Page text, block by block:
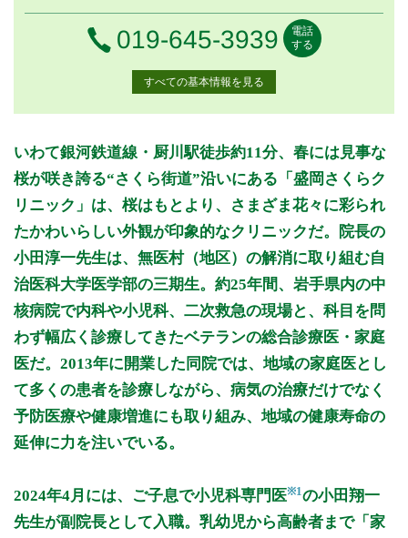
電話番号
019-645-3939
電話
する
すべての基本情報を見る
診療時間 月月曜日
火 火曜日
水 水曜日木曜日 金曜日
土 土曜日
日日曜日
祝 祝日
9:00～12:00
● ● ● ●
●
14:00～18:00
● ● ● ●
休診日: 水・土午後、日、祝
備考: 【皮膚科】(完全予約制)
月曜 9:00～12:00、14:00-17:00
第1・3木曜、第2・3土曜 9:00～12:00
※月によって、変更がありますので詳細はホームページをご確
認ください
【初診受付】から、内科・小児科・アレルギー科の初めての患
者様に限り、ネットでの一般診療の受付ができます。
【再診受付】から、再来院の患者様の、ネットでの一般診療の
予約ができます。ご利用ください。
RSウイルスワクチン(60歳以上)、子宮頸がんワクチン、帯状
疱疹ワクチンの接種を行っております。
いわて銀河鉄道線・厨川駅徒歩約11分、春には見事な
桜が咲き誇る“さくら街道”沿いにある「盛岡さくらク
リニック」は、桜はもとより、さまざま花々に彩られ
たかわいらしい外観が印象的なクリニックだ。院長の
小田淳一先生は、無医村（地区）の解消に取り組む自
治医科大学医学部の三期生。約25年間、岩手県内の中
核病院で内科や小児科、二次救急の現場と、科目を問
わず幅広く診療してきたベテランの総合診療医・家庭
医だ。2013年に開業した同院では、地域の家庭医とし
て多くの患者を診療しながら、病気の治療だけでなく
予防医療や健康増進にも取り組み、地域の健康寿命の
延伸に力を注いでいる。
2024年4月には、ご子息で小児科専門医※1の小田翔一
先生が副院長として入職。乳幼児から高齢者まで「家